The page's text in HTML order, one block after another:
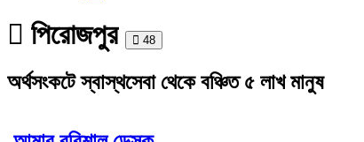
পিরোজপুর 48
অর্থসংকটে স্বাস্থসেবা থেকে বঞ্চিত ৫ লাখ মানুষ